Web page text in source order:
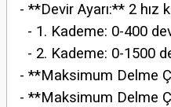
- **Devir Ayarı:** 2 hız
- 1. Kademe: 0-400
- 2. Kademe: 0-1500
- **Maksimum Delme
- **Maksimum Delme